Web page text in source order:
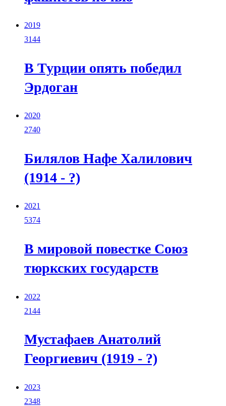
2019
3144
В Турции опять победил
Эрдоган
2020
2740
Билялов Нафе Халилович
(1914 - ?)
2021
5374
В мировой повестке Союз
тюркских государств
2022
2144
Мустафаев Анатолий
Георгиевич (1919 - ?)
2023
2348